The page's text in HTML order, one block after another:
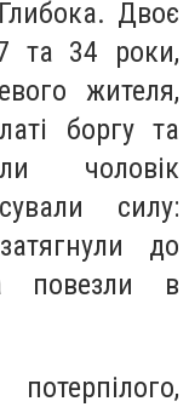
Двоє
та 34 роки,
жителя,
боргу та
чоловік
силу:
до
повезли в